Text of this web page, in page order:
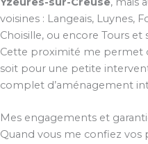
voisines : Langeais, Luynes,
Choisille, ou encore Tours
Cette proximité me permet
soit pour une petite
complet d’aménagement
Mes engagements et
Quand vous me confiez vos